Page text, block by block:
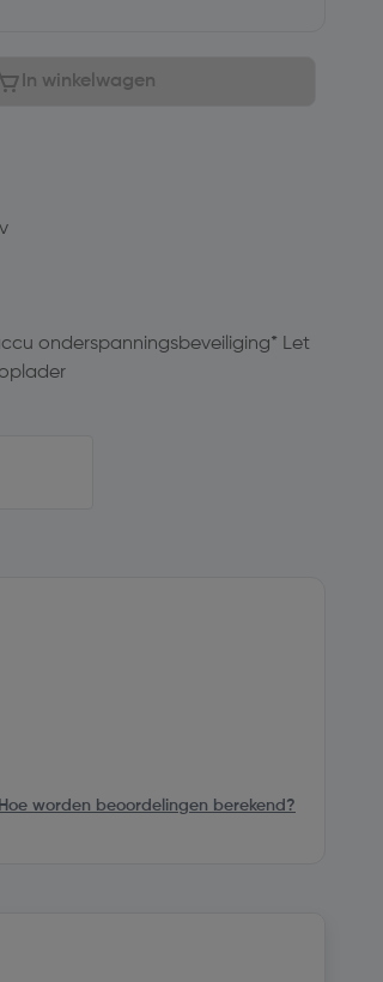
In winkelwagen
onderspanningsbeveiliging* Let
Hoe worden beoordelingen berekend?